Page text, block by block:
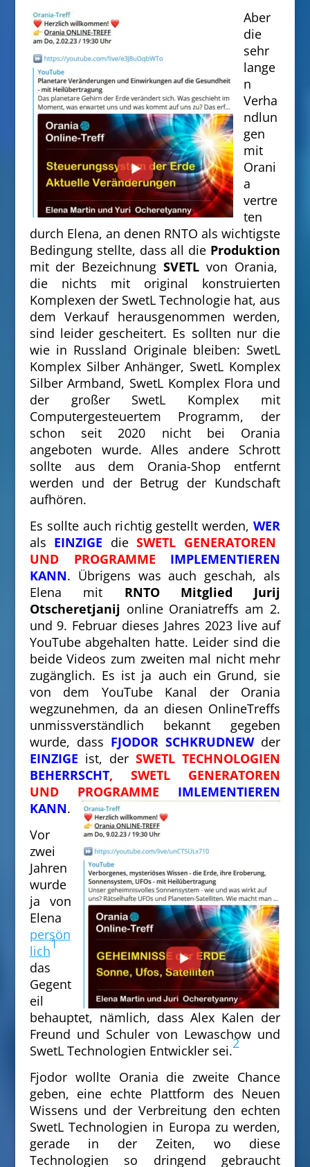
Aber
die
sehr
lange
n
Verha
ndlun
gen
mit
Orani
a
vertre
ten
durch Elena, an denen RNTO als wichtigste
Bedingung stellte, dass all die Produktion
mit der Bezeichnung SVETL von Orania,
die nichts mit original konstruierten
Komplexen der SwetL Technologie hat, aus
dem Verkauf herausgenommen werden,
sind leider gescheitert. Es sollten nur die
wie in Russland Originale bleiben: SwetL
Komplex Silber Anhänger, SwetL Komplex
Silber Armband, SwetL Komplex Flora und
der großer SwetL Komplex mit
Computergesteuertem Programm, der
schon seit 2020 nicht bei Orania
angeboten wurde. Alles andere Schrott
sollte aus dem Orania-Shop entfernt
werden und der Betrug der Kundschaft
aufhören.
Es sollte auch richtiggestelltwerden,WER
als EINZIGE dieSWETL GENERATOREN
UND PROGRAMME
IMPLEMENTIEREN
KANN. Übrigens was auch geschah, als
Elena mit RNTO
Mitglied Jurij
Otscheretjanij online Oraniatreffs am 2.
und 9. Februar dieses Jahres 2023 live auf
YouTube abgehalten hatte. Leider sind die
beide Videos zum zweiten mal nicht mehr
zugänglich. Es ist ja auch ein Grund, sie
von dem YouTube Kanal der Orania
wegzunehmen, da an diesen OnlineTreffs
unmissverständlich bekannt gegeben
wurde, dass FJODOR SCHKRUDNEWder
EINZIGE ist, derSWETL TECHNOLOGIEN
BEHERRSCHT, SWETL GENERATOREN
UND PROGRAMME IMLEMENTIEREN
KANN.
Vor
zwei
Jahren
wurde
ja von
Elena
persön
lich1
das
Gegent
eil
behauptet, nämlich, dass Alex Kalen der
Freund und Schuler von Lewaschow und
SwetL Technologien Entwickler sei.2
Fjodor wollte Orania die zweite Chance
geben, eine echte Plattform des Neuen
Wissens und der Verbreitung den echten
SwetL Technologien in Europa zu werden,
gerade in der Zeiten, wo diese
Technologien so dringend gebraucht